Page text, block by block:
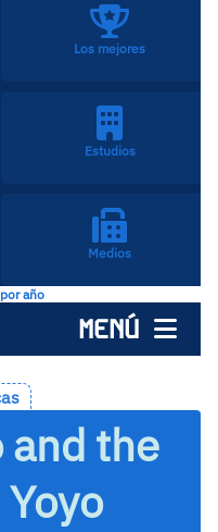
Los mejores
Estudios
Medios
año
MENÚ
the